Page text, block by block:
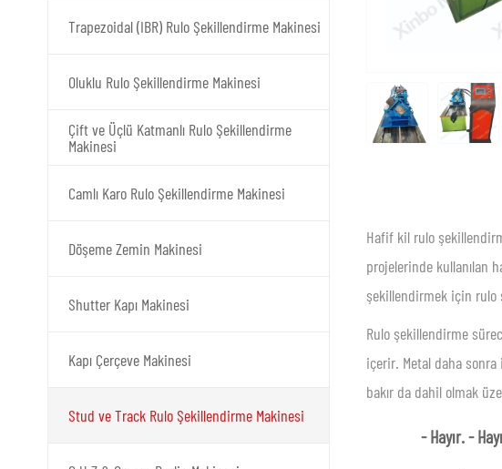
Trapezoidal (IBR) Rulo Şekillendirme Makinesi
Oluklu Rulo Şekillendirme Makinesi
Çift ve Üçlü Katmanlı Rulo Şekillendirme
Makinesi
Camlı Karo Rulo Şekillendirme Makinesi
Döşeme Zemin Makinesi
Shutter Kapı Makinesi
Kapı Çerçeve Makinesi
Stud ve Track Rulo Şekillendirme Makinesi
Hafif kil rulo
projelerinde kullanılan
şekillendirmek için rulo
Rulo şekillendirme
içerir. Metal daha
bakır da dahil olmak
- Hayır. -